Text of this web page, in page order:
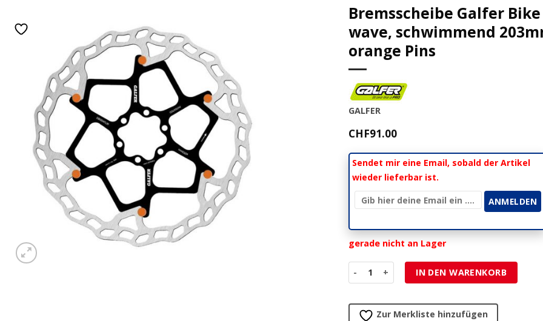
Bremsscheibe Galfer Bike
wave, schwimmend
orange Pins
GALFER
CHF91.00
Sendet mir eine Email, sobald der Artikel
wieder lieferbar ist.
gerade nicht an Lager
Bremsscheibe Galfer Bike wave, schwimmend
IN DEN WARENKORB
Zur Merkliste hinzufügen